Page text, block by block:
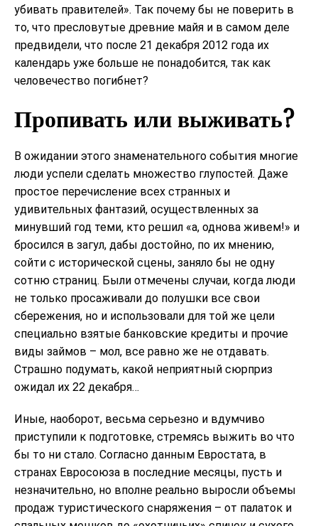
убивать правителей». Так почему бы не поверить в
то, что пресловутые древние майя и в самом деле
предвидели, что после 21 декабря 2012 года их
календарь уже больше не понадобится, так как
человечество погибнет?
Пропивать или выживать?
В ожидании этого знаменательного события многие
люди успели сделать множество глупостей. Даже
простое перечисление всех странных и
удивительных фантазий, осуществленных за
минувший год теми, кто решил «а, однова живем!» и
бросился в загул, дабы достойно, по их мнению,
сойти с исторической сцены, заняло бы не одну
сотню страниц. Были отмечены случаи, когда люди
не только просаживали до полушки все свои
сбережения, но и использовали для той же цели
специально взятые банковские кредиты и прочие
виды займов – мол, все равно же не отдавать.
Страшно подумать, какой неприятный сюрприз
ожидал их 22 декабря…
Иные, наоборот, весьма серьезно и вдумчиво
приступили к подготовке, стремясь выжить во что
бы то ни стало. Согласно данным Евростата, в
странах Евросоюза в последние месяцы, пусть и
незначительно, но вполне реально выросли объемы
продаж туристического снаряжения – от палаток и